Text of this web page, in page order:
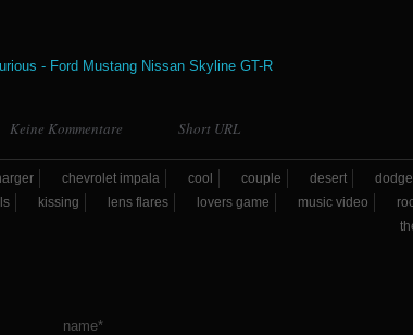
- Ford Mustang Nissan Skyline GT-R
Keine Kommentare Short URL
chevrolet impala cool couple desert
kissing lens flares lovers game music video
name*